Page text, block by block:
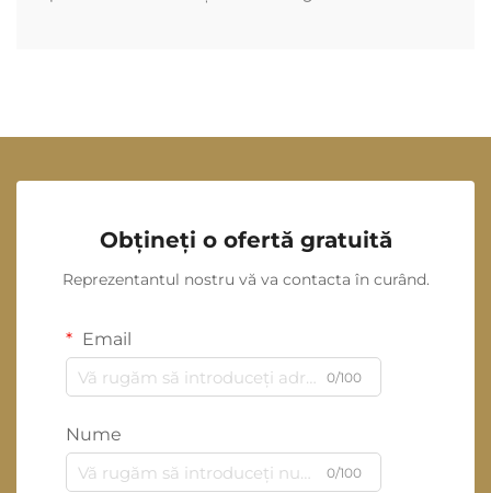
Obțineți o ofertă gratuită
Reprezentantul nostru vă va contacta în curând.
Email
0/100
Nume
0/100